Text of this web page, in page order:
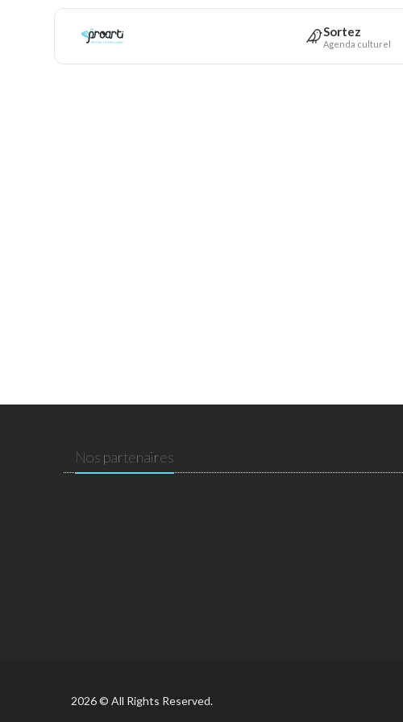
Sortez
Agenda culturel
Nos partenaires
2026 © All Rights Reserved.